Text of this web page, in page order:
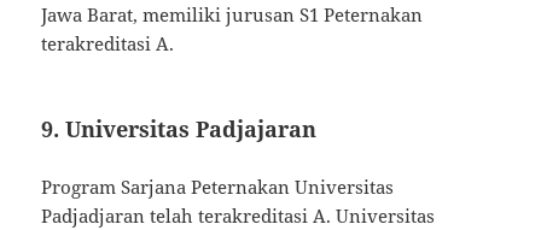
Jawa Barat, memiliki jurusan S1 Peternakan
terakreditasi A.
9. Universitas Padjajaran
Program Sarjana Peternakan Universitas
Padjadjaran telah terakreditasi A. Universitas